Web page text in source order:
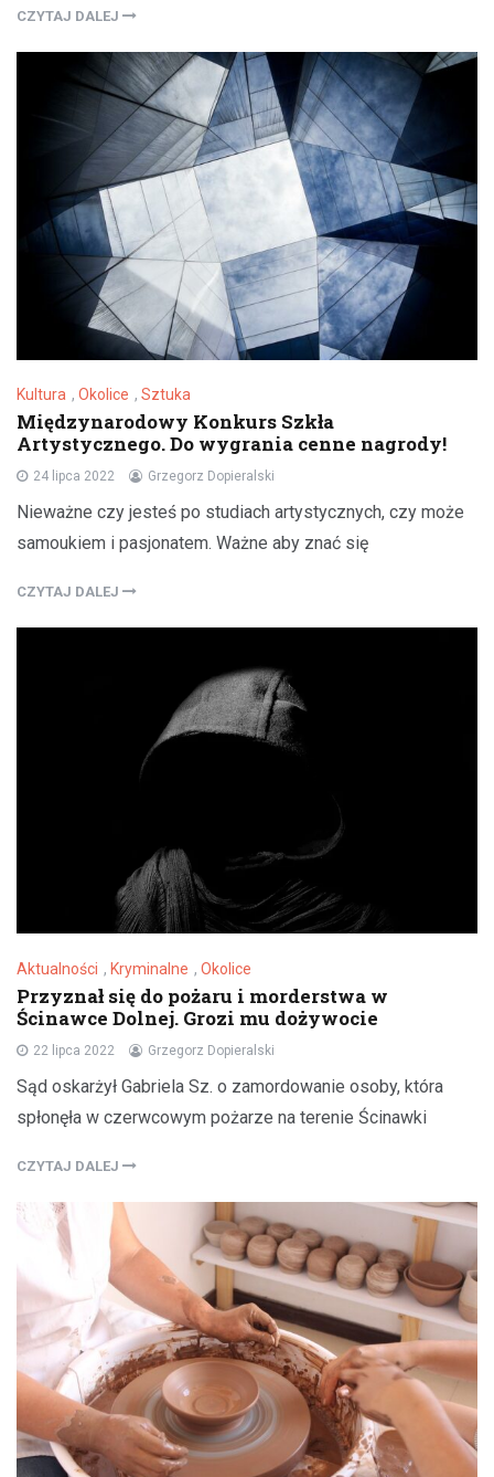
CZYTAJ DALEJ
Kultura , Okolice , Sztuka
Międzynarodowy Konkurs Szkła
Artystycznego. Do wygrania cenne nagrody!
24 lipca 2022 Grzegorz Dopieralski
Nieważne czy jesteś po studiach artystycznych, czy może
samoukiem i pasjonatem. Ważne aby znać się
CZYTAJ DALEJ
Aktualności , Kryminalne , Okolice
Przyznał się do pożaru i morderstwa w
Ścinawce Dolnej. Grozi mu dożywocie
22 lipca 2022 Grzegorz Dopieralski
Sąd oskarżył Gabriela Sz. o zamordowanie osoby, która
spłonęła w czerwcowym pożarze na terenie Ścinawki
CZYTAJ DALEJ